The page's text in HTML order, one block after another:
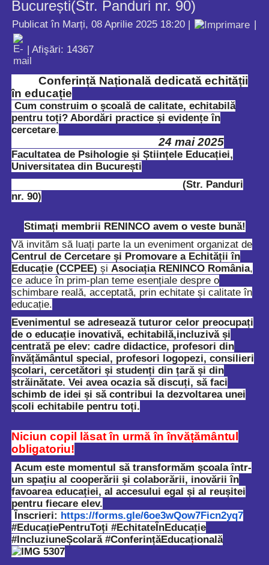
București(Str. Panduri nr. 90)
Publicat în Marți, 08 Aprilie 2025 18:20
| Afişări: 14367
Conferință Națională dedicată echității
în educație
Cum construim o școală de calitate, echitabilă
pentru toți? Abordări practice și evidențe în
cercetare.
24 mai 2025
Facultatea de Psihologie și Științele Educației,
Universitatea din București
(Str. Panduri
nr. 90)
Stimați membrii RENINCO avem o veste bună!
Vă invităm să luați parte la un eveniment organizat de
Centrul de Cercetare și Promovare a Echității în
Educație (CCPEE) șiAsociația RENINCO România,
ce aduce în prim-plan teme esențiale despre o
schimbare reală, acceptată, prin echitate și calitate în
educație.
Evenimentul se adresează tuturor celor preocupați
de o educație inovativă, echitabilă,incluzivă și
centrată pe elev: cadre didactice, profesori din
învățământul special, profesori logopezi, consilieri
școlari, cercetători și studenți din țară și din
străinătate. Vei avea ocazia să discuți, să faci
schimb de idei și să contribui la dezvoltarea unei
școli echitabile pentru toți.
Niciun copil lăsat în urmă în învățământul
obligatoriu!
Acum este momentul să transformăm școala într-
un spațiu al cooperării și colaborării, inovării în
favoarea educației, al accesului egal și al reușitei
pentru fiecare elev.
Înscrieri: https://forms.gle/6oe3wQow7Ficn2yq7
#EducațiePentruToți #EchitateÎnEducație
#IncluziuneȘcolară #ConferințăEducațională